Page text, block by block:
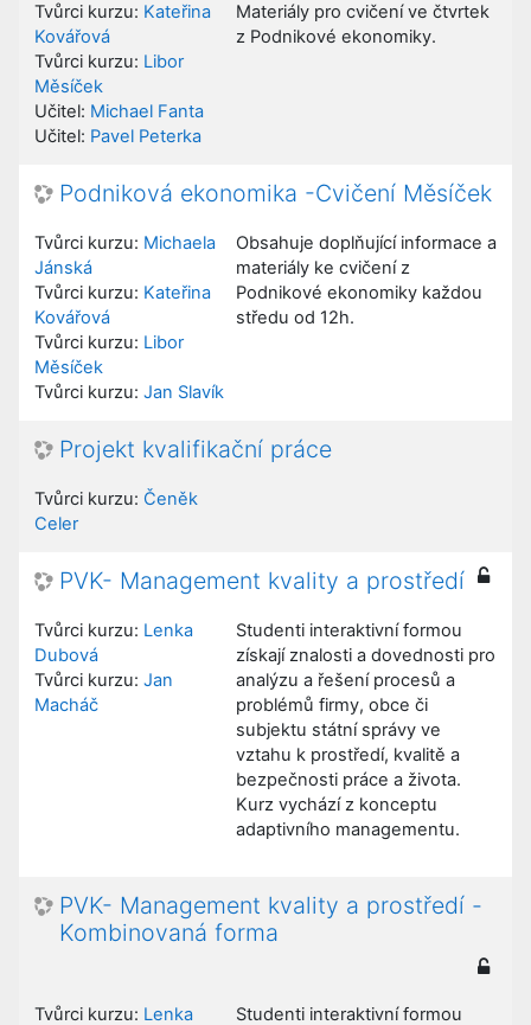
Materiály pro cvičení ve čtvrtek
z Podnikové ekonomiky.
Tvůrci kurzu: Kateřina
Kovářová
Tvůrci kurzu: Libor
Měsíček
Učitel: Michael Fanta
Učitel: Pavel Peterka
Podniková ekonomika -Cvičení Měsíček
Obsahuje doplňující informace a
materiály ke cvičení z
Podnikové ekonomiky každou
středu od 12h.
Tvůrci kurzu: Michaela
Jánská
Tvůrci kurzu: Kateřina
Kovářová
Tvůrci kurzu: Libor
Měsíček
Tvůrci kurzu: Jan Slavík
Projekt kvalifikační práce
Tvůrci kurzu: Čeněk
Celer
PVK- Management kvality a prostředí
Studenti interaktivní formou
získají znalosti a dovednosti pro
analýzu a řešení procesů a
problémů firmy, obce či
subjektu státní správy ve
vztahu k prostředí, kvalitě a
bezpečnosti práce a života.
Kurz vychází z konceptu
adaptivního managementu.
Tvůrci kurzu: Lenka
Dubová
Tvůrci kurzu: Jan
Macháč
PVK- Management kvality a prostředí -
Kombinovaná forma
Studenti interaktivní formou
Tvůrci kurzu: Lenka